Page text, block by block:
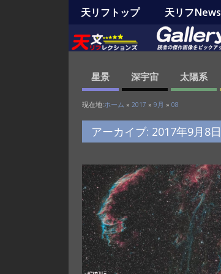
天リフトップ 天リフNews
星景 深宇宙 太陽系
現在地:ホーム » 2017 »9月 »08
アーカイブ: 2017年9月8日